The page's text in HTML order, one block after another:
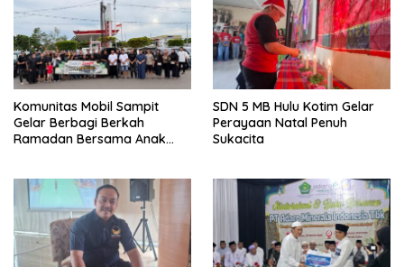
Komunitas Mobil Sampit
Gelar Berbagi Berkah
Ramadan Bersama Anak
SDN 5 MB Hulu Kotim Gelar
Perayaan Natal Penuh
Sukacita